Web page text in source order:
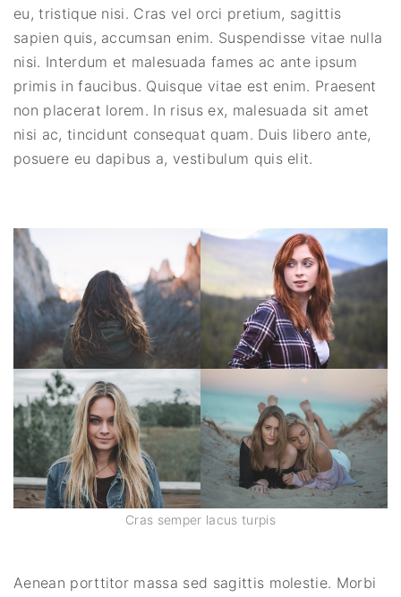
eu, tristique nisi. Cras vel orci pretium, sagittis
sapien quis, accumsan enim. Suspendisse vitae nulla
nisi. Interdum et malesuada fames ac ante ipsum
primis in faucibus. Quisque vitae est enim. Praesent
non placerat lorem. In risus ex, malesuada sit amet
nisi ac, tincidunt consequat quam. Duis libero ante,
posuere eu dapibus a, vestibulum quis elit.
Cras semper lacus turpis
Aenean porttitor massa sed sagittis molestie. Morbi